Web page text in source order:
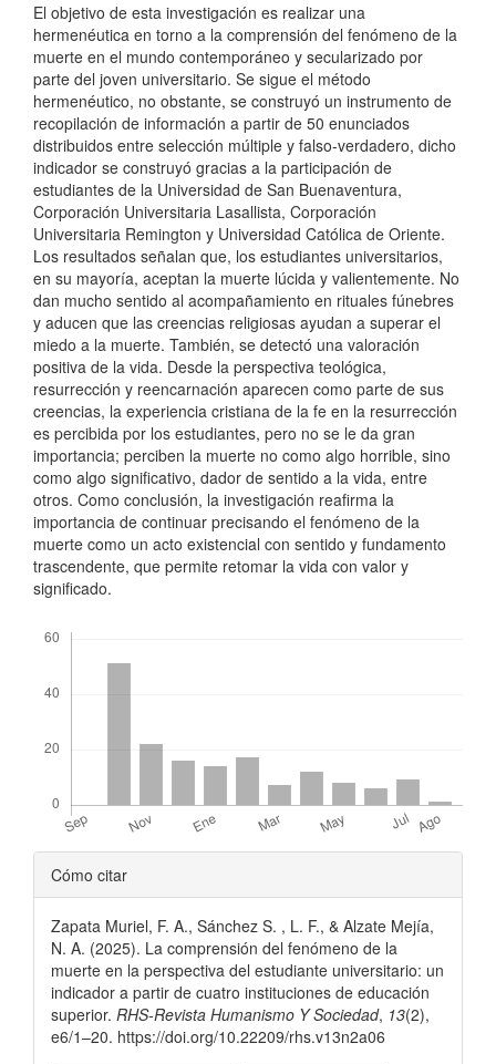
El objetivo de esta investigación es realizar una
hermenéutica en torno a la comprensión del fenómeno de la
muerte en el mundo contemporáneo y secularizado por
parte del joven universitario. Se sigue el método
hermenéutico, no obstante, se construyó un instrumento de
recopilación de información a partir de 50 enunciados
distribuidos entre selección múltiple y falso-verdadero, dicho
indicador se construyó gracias a la participación de
estudiantes de la Universidad de San Buenaventura,
Corporación Universitaria Lasallista, Corporación
Universitaria Remington y Universidad Católica de Oriente.
Los resultados señalan que, los estudiantes universitarios,
en su mayoría, aceptan la muerte lúcida y valientemente. No
dan mucho sentido al acompañamiento en rituales fúnebres
y aducen que las creencias religiosas ayudan a superar el
miedo a la muerte. También, se detectó una valoración
positiva de la vida. Desde la perspectiva teológica,
resurrección y reencarnación aparecen como parte de sus
creencias, la experiencia cristiana de la fe en la resurrección
es percibida por los estudiantes, pero no se le da gran
importancia; perciben la muerte no como algo horrible, sino
como algo significativo, dador de sentido a la vida, entre
otros. Como conclusión, la investigación reafirma la
importancia de continuar precisando el fenómeno de la
muerte como un acto existencial con sentido y fundamento
trascendente, que permite retomar la vida con valor y
significado.
Detalles
del
artículo
Cómo citar
Zapata Muriel, F. A., Sánchez S. , L. F., & Alzate Mejía,
N. A. (2025). La comprensión del fenómeno de la
muerte en la perspectiva del estudiante universitario: un
indicador a partir de cuatro instituciones de educación
superior. RHS-Revista Humanismo Y Sociedad, 13(2),
e6/1–20. https://doi.org/10.22209/rhs.v13n2a06